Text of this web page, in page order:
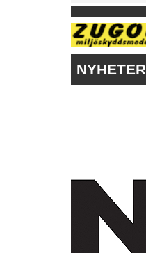
NYHETER